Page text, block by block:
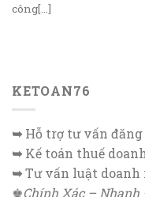
công[...]
KETOAN76
➥Hỗ trợ tư vấn
➥Kế toán thuế
➥Tư vấn luật doanh
♚Chính Xác – Nhanh